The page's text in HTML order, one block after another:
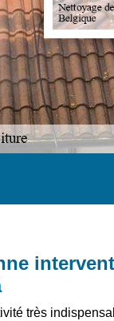
très